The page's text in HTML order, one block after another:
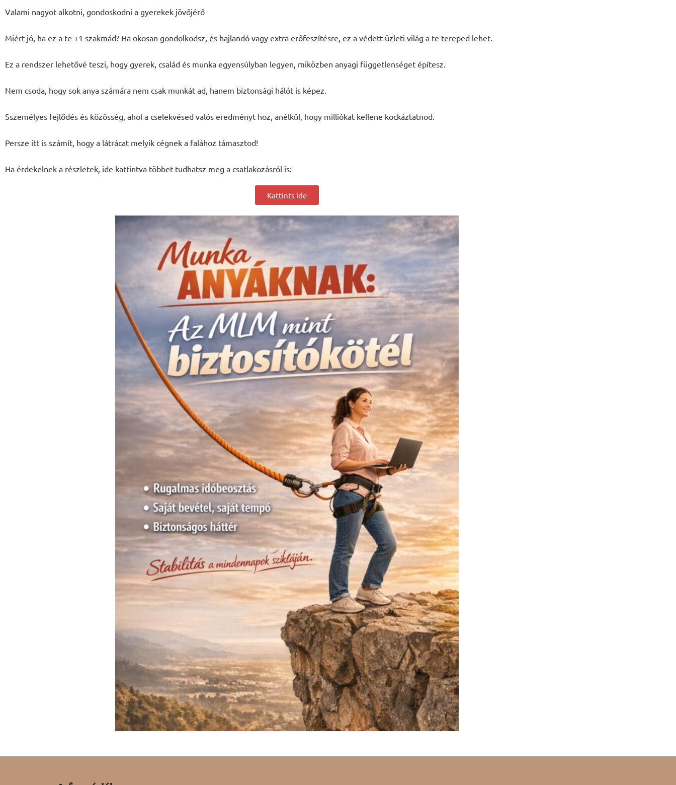
Valami nagyot alkotni, gondoskodni a gyerekek jövőjérő
Miért jó, ha ez a te +1 szakmád? Ha okosan gondolkodsz, és hajlandó vagy extra erőfeszítésre, ez a védett üzleti világ a te tereped lehet.
Ez a rendszer lehetővé teszi, hogy gyerek, család és munka egyensúlyban legyen, miközben anyagi függetlenséget építesz.
Nem csoda, hogy sok anya számára nem csak munkát ad, hanem biztonsági hálót is képez.
Sszemélyes fejlődés és közösség, ahol a cselekvésed valós eredményt hoz, anélkül, hogy milliókat kellene kockáztatnod.
Persze itt is számít, hogy a látrácat melyik cégnek a falához támasztod!
Ha érdekelnek a részletek, ide kattintva többet tudhatsz meg a csatlakozásról is:
Kattints ide